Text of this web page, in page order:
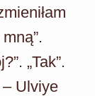
„Tak”.
– Ulviye